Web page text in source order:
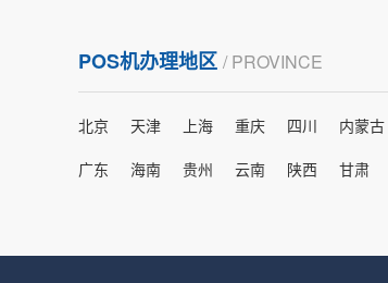
快，机器很正规，值得推荐，客服讲解很仔细，
很满意！
严先生 广西南宁
POS机办理地区 / PROVINCE
北京 天津 上海 重庆 四川 内蒙古
广东
海南 贵州 云南 陕西 甘肃